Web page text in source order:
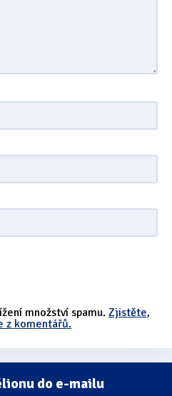
množství spamu. Zjistěte,
z komentářů.
do e-mailu